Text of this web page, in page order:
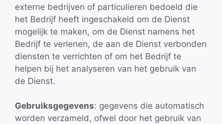
externe bedrijven of particulieren bedoeld die
het Bedrijf heeft ingeschakeld om de Dienst
mogelijk te maken, om de Dienst namens het
Bedrijf te verlenen, de aan de Dienst verbonden
diensten te verrichten of om het Bedrijf te
helpen bij het analyseren van het gebruik van
de Dienst.
Gebruiksgegevens: gegevens die automatisch
worden verzameld, ofwel door het gebruik van